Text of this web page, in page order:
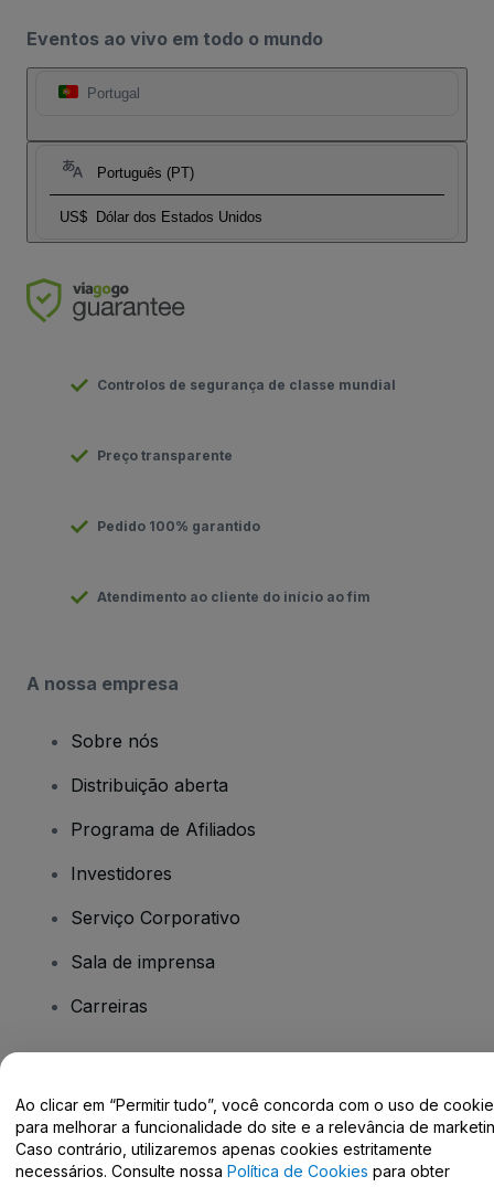
Eventos ao vivo em todo o mundo
Portugal
Português (PT)
US$ Dólar dos Estados Unidos
Controlos de segurança de classe mundial
Preço transparente
Pedido 100% garantido
Atendimento ao cliente do início ao fim
A nossa empresa
Sobre nós
Distribuição aberta
Programa de Afiliados
Investidores
Serviço Corporativo
Sala de imprensa
Carreiras
Centro de Ajuda / Fale Conosco
Ao clicar em “Permitir tudo”, você concorda com o uso de
para melhorar a funcionalidade do site e a relevância de
Caso contrário, utilizaremos apenas cookies estritamente
necessários. Consulte nossa Política de Cookies para obter